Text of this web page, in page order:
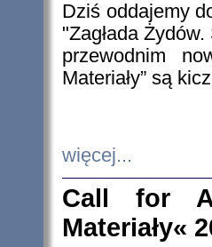
Dziś oddajemy
"Zagłada
przewodnim
Materiały” są
więcej...
Call for
Materiały«